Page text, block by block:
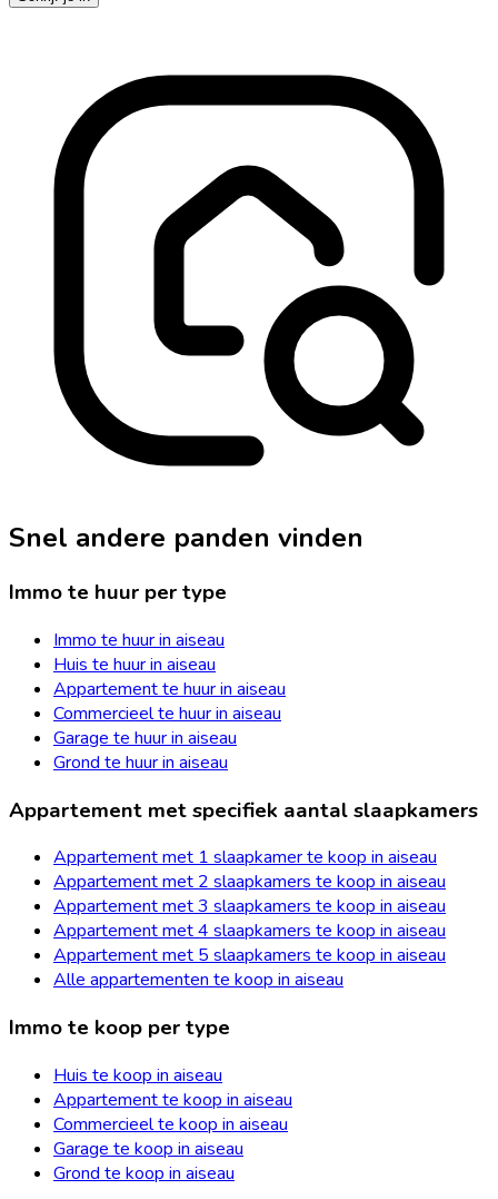
Snel andere panden vinden
Immo te huur per type
Immo te huur in aiseau
Huis te huur in aiseau
Appartement te huur in aiseau
Commercieel te huur in aiseau
Garage te huur in aiseau
Grond te huur in aiseau
Appartement met specifiek aantal slaapkamers
Appartement met 1 slaapkamer te koop in aiseau
Appartement met 2 slaapkamers te koop in aiseau
Appartement met 3 slaapkamers te koop in aiseau
Appartement met 4 slaapkamers te koop in aiseau
Appartement met 5 slaapkamers te koop in aiseau
Alle appartementen te koop in aiseau
Immo te koop per type
Huis te koop in aiseau
Appartement te koop in aiseau
Commercieel te koop in aiseau
Garage te koop in aiseau
Grond te koop in aiseau